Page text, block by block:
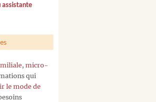
assistante
, micro-
qui
le mode de